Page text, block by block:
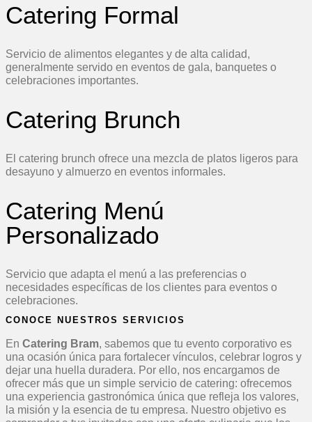
Catering Formal
Servicio de alimentos elegantes y de alta calidad,
generalmente servido en eventos de gala, banquetes o
celebraciones importantes.
Catering Brunch
El catering brunch ofrece una mezcla de platos ligeros para
desayuno y almuerzo en eventos informales.
Catering Menú
Personalizado
Servicio que adapta el menú a las preferencias o
necesidades específicas de los clientes para eventos o
celebraciones.
CONOCE NUESTROS SERVICIOS
En Catering Bram, sabemos que tu evento corporativo es
una ocasión única para fortalecer vínculos, celebrar logros y
dejar una huella duradera. Por ello, nos encargamos de
ofrecer más que un simple servicio de catering: ofrecemos
una experiencia gastronómica única que refleja los valores,
la misión y la esencia de tu empresa. Nuestro objetivo es